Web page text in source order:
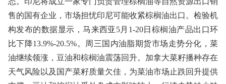
售的国有企业，市场担忧印尼可能收紧棕榈油出口。检验机
构发布的数据显示，马来西亚5月1-20日棕榈油产品出口环
比下降13.9%-20.5%。周三国内油脂期货市场走势分化，菜
油继续领涨，豆油和棕榈油震荡回升。加拿大菜籽播种存在
天气风险以及国产菜籽质量欠佳，为菜油市场止跌回升提供